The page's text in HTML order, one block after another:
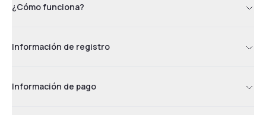
¿Cómo funciona?
Información de registro
Información de pago